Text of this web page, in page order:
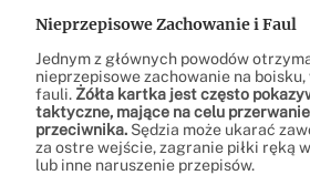
Nieprzepisowe Zachowanie i Faul
Jednym z głównych powodów
nieprzepisowe zachowanie na
fauli. Żółta kartka jest często
taktyczne, mające na celu
przeciwnika. Sędzia może ukarać
za ostre wejście, zagranie piłki ręką
lub inne naruszenie przepisów.